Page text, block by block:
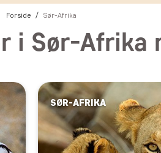
Forside Sør-Afrika
i Sør-Afrika
SØR-AFRIKA